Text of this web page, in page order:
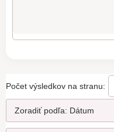
Počet výsledkov na stranu: